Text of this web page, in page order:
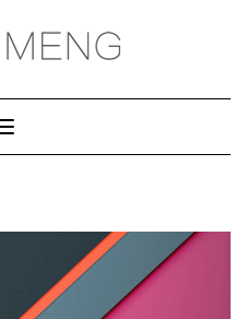
Toggle
Navigation